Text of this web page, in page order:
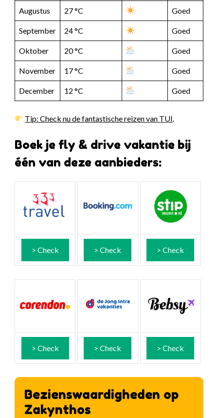
Augustus 27 °C Goed
September 24 °C Goed
Oktober 20 °C Goed
November 17 °C Goed
December 12 °C Goed
Tip: Check nu de fantastische reizen van TUI
Boek je fly & drive vakantie bij
één van deze aanbieders:
> Check > Check > Check
> Check > Check > Check
Bezienswaardigheden op
Zakynthos